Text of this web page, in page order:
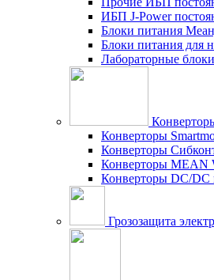
ИБП J-Power
Блоки питания
Блоки питания для
Лабораторные
Конверторы
Конверторы
Конверторы MEAN
Конверторы DC/DC
Грозозащита